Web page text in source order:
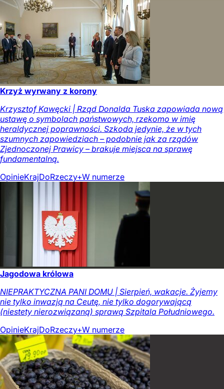
Krzyż wyrwany z korony
Krzysztof Kawęcki | Rząd Donalda Tuska zapowiada nową
ustawę o symbolach państwowych, rzekomo w imię
heraldycznej poprawności. Szkoda jedynie, że w tych
szumnych zapowiedziach – podobnie jak za rządów
Zjednoczonej Prawicy – brakuje miejsca na sprawę
fundamentalną.
OpinieKrajDoRzeczy+W numerze
Jagodowa królowa
NIEPRAKTYCZNA PANI DOMU | Sierpień, wakacje. Żyjemy
nie tylko inwazją na Ceutę, nie tylko dogorywającą
(niestety nierozwiązaną) sprawą Szpitala Południowego.
OpinieKrajDoRzeczy+W numerze